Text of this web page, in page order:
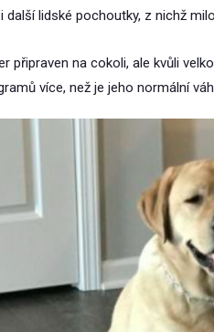
další lidské pochoutky, z nichž
připraven na cokoli, ale kvůli
více, než je jeho normální